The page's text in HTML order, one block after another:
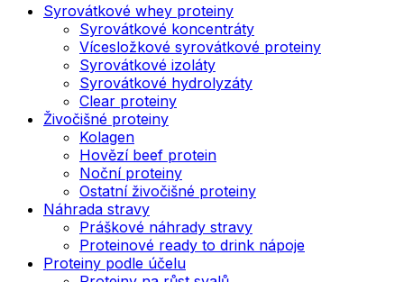
Syrovátkové whey proteiny
Syrovátkové koncentráty
Vícesložkové syrovátkové proteiny
Syrovátkové izoláty
Syrovátkové hydrolyzáty
Clear proteiny
Živočišné proteiny
Kolagen
Hovězí beef protein
Noční proteiny
Ostatní živočišné proteiny
Náhrada stravy
Práškové náhrady stravy
Proteinové ready to drink nápoje
Proteiny podle účelu